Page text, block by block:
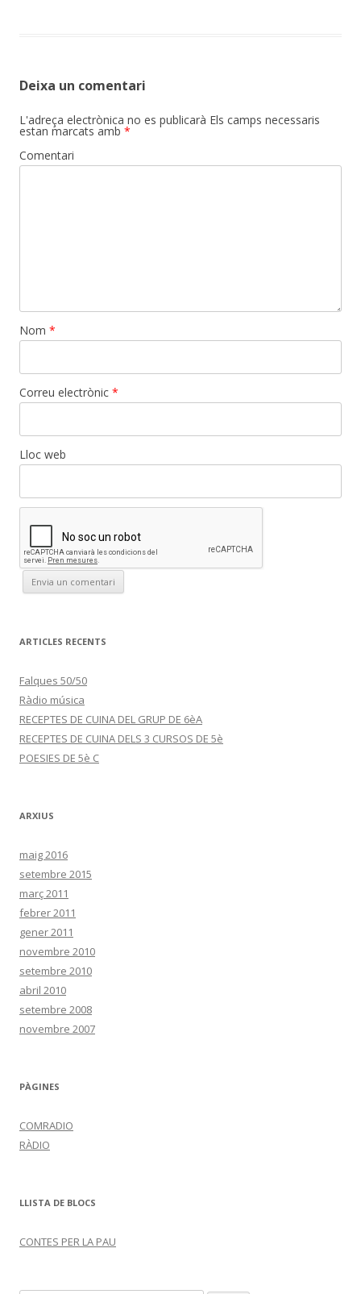
Deixa un comentari
L'adreça electrònica no es publicarà Els camps necessaris
estan marcats amb *
Comentari
Nom *
Correu electrònic *
Lloc web
ARTICLES RECENTS
Falques 50/50
Ràdio música
RECEPTES DE CUINA DEL GRUP DE 6èA
RECEPTES DE CUINA DELS 3 CURSOS DE 5è
POESIES DE 5è C
ARXIUS
maig 2016
setembre 2015
març 2011
febrer 2011
gener 2011
novembre 2010
setembre 2010
abril 2010
setembre 2008
novembre 2007
PÀGINES
COMRADIO
RÀDIO
LLISTA DE BLOCS
CONTES PER LA PAU